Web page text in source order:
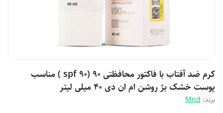
کرم ضد آفتاب با فاکتور محافظتی ۹۰ (spf 90 ) مناسب
پوست خشک بژ روشن ام ان دی ۴۰ میلی لیتر
برند: Mnd